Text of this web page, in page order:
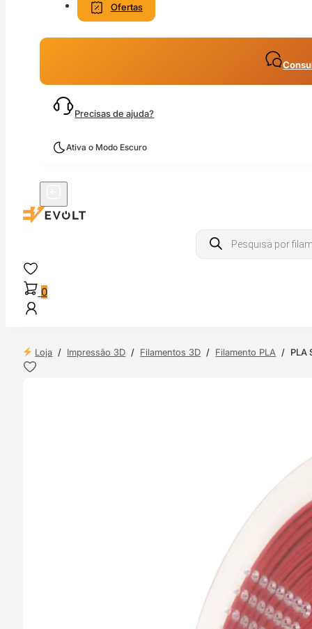
Ofertas
Precisas de ajuda?
Ativa o Modo Escuro
Products
search
0
Loja / Impressão 3D / Filamentos 3D / Filamento PLA / PLA